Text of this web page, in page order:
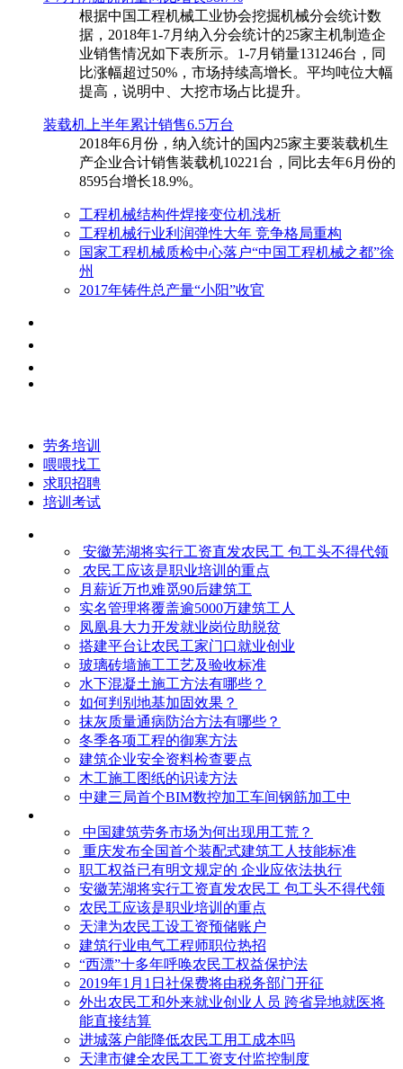
根据中国工程机械工业协会挖掘机械分会统计数
据，2018年1-7月纳入分会统计的25家主机制造企
业销售情况如下表所示。1-7月销量131246台，同
比涨幅超过50%，市场持续高增长。平均吨位大幅
提高，说明中、大挖市场占比提升。
装载机上半年累计销售6.5万台
​2018年6月份，纳入统计的国内25家主要装载机生
产企业合计销售装载机10221台，同比去年6月份的
8595台增长18.9%。
工程机械结构件焊接变位机浅析
工程机械行业利润弹性大年 竞争格局重构
国家工程机械质检中心落户“中国工程机械之都”徐
州
2017年铸件总产量“小阳”收官
劳务培训
喂喂找工
求职招聘
培训考试
安徽芜湖将实行工资直发农民工 包工头不得代领
农民工应该是职业培训的重点
月薪近万也难觅90后建筑工
实名管理将覆盖逾5000万建筑工人
凤凰县大力开发就业岗位助脱贫
搭建平台让农民工家门口就业创业
玻璃砖墙施工工艺及验收标准
水下混凝土施工方法有哪些？
如何判别地基加固效果？
抹灰质量通病防治方法有哪些？
冬季各项工程的御寒​方法
建筑企业安全资料检查要点
木工施工图纸的识读方法
中建三局首个BIM数控加工车间钢筋加工中
中国建筑劳务市场为何出现用工荒？
重庆发布全国首个装配式建筑工人技能标准
职工权益已有明文规定的 企业应依法执行
安徽芜湖将实行工资直发农民工 包工头不得代领
农民工应该是职业培训的重点
天津为农民工设工资预储账户
建筑行业电气工程师职位热招
“西漂”十多年呼唤农民工权益保护法
2019年1月1日社保费将由税务部门开征
外出农民工和外来就业创业人员 跨省异地就医将
能直接结算
进城落户能降低农民工用工成本吗
天津市健全农民工工资支付监控制度